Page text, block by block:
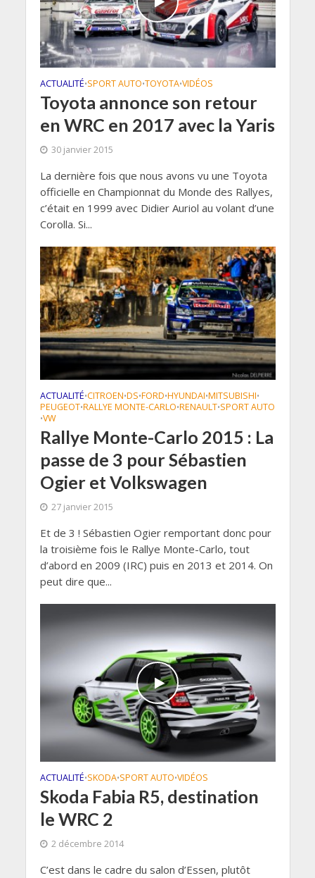
ACTUALITÉ•SPORT AUTO•TOYOTA•VIDÉOS
Toyota annonce son retour
en WRC en 2017 avec la Yaris
30 janvier 2015
La dernière fois que nous avons vu une Toyota
officielle en Championnat du Monde des Rallyes,
c’était en 1999 avec Didier Auriol au volant d’une
Corolla. Si...
ACTUALITÉ•CITROEN•DS•FORD•HYUNDAI•MITSUBISHI•
PEUGEOT•RALLYE MONTE-CARLO•RENAULT•SPORT AUTO
•VW
Rallye Monte-Carlo 2015 : La
passe de 3 pour Sébastien
Ogier et Volkswagen
27 janvier 2015
Et de 3 ! Sébastien Ogier remportant donc pour
la troisième fois le Rallye Monte-Carlo, tout
d’abord en 2009 (IRC) puis en 2013 et 2014. On
peut dire que...
ACTUALITÉ•SKODA•SPORT AUTO•VIDÉOS
Skoda Fabia R5, destination
le WRC 2
2 décembre 2014
C’est dans le cadre du salon d’Essen, plutôt